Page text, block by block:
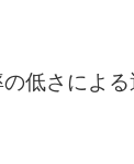
低さによ